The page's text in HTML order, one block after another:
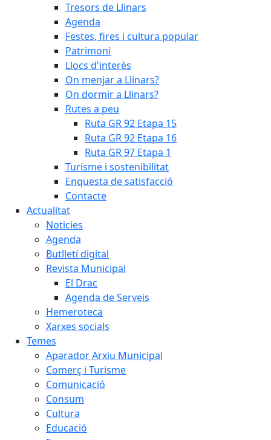
Tresors de Llinars
Agenda
Festes, fires i cultura popular
Patrimoni
Llocs d'interès
On menjar a Llinars?
On dormir a Llinars?
Rutes a peu
Ruta GR 92 Etapa 15
Ruta GR 92 Etapa 16
Ruta GR 97 Etapa 1
Turisme i sostenibilitat
Enquesta de satisfacció
Contacte
Actualitat
Noticies
Agenda
Butlletí digital
Revista Municipal
El Drac
Agenda de Serveis
Hemeroteca
Xarxes socials
Temes
Aparador Arxiu Municipal
Comerç i Turisme
Comunicació
Consum
Cultura
Educació